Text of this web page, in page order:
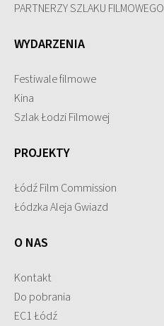
PARTNERZY SZLAKU FILMOWEGO
WYDARZENIA
Festiwale filmowe
Kina
Szlak Łodzi Filmowej
PROJEKTY
Łódź Film Commission
Łódzka Aleja Gwiazd
O NAS
Kontakt
Do pobrania
EC1 Łódź